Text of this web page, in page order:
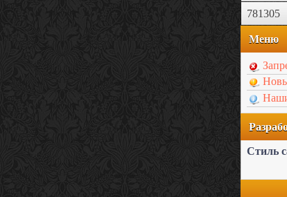
781305
Меню
Стиль